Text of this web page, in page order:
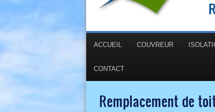
ACCUEIL COUVREUR
CONTACT
Remplacement de